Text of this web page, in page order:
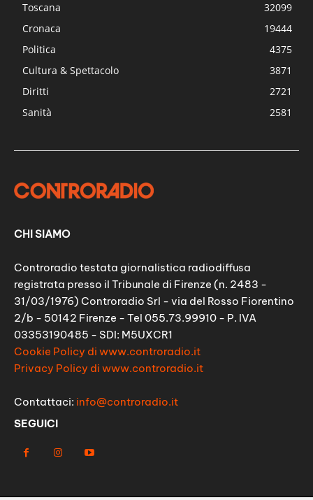
Toscana
32099
Cronaca
19444
Politica
4375
Cultura & Spettacolo
3871
Diritti
2721
Sanità
2581
CHI SIAMO
Controradio testata giornalistica radiodiffusa
registrata presso il Tribunale di Firenze (n. 2483 -
31/03/1976) Controradio Srl - via del Rosso Fiorentino
2/b - 50142 Firenze - Tel 055.73.99910 - P. IVA
03353190485 - SDI: M5UXCR1
Cookie Policy di www.controradio.it
Privacy Policy di www.controradio.it
Contattaci: info@controradio.it
SEGUICI